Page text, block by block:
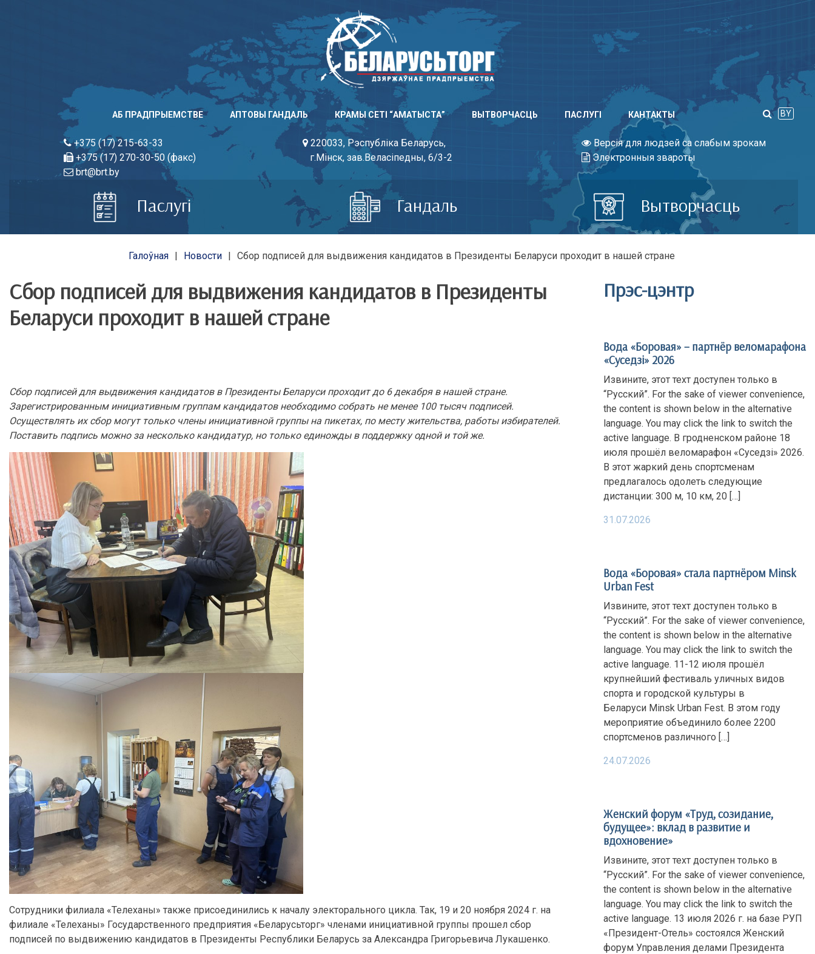
АБ ПРАДПРЫЕМСТВЕ АПТОВЫ ГАНДАЛЬ КРАМЫ СЕТІ “АМАТЫСТА” ВЫТВОРЧАСЦЬ ПАСЛУГI КАНТАКТЫ BY
+375 (17) 215-63-33
+375 (17) 270-30-50 (факс)
brt@brt.by
220033, Рэспубліка Беларусь,
г.Мінск, зав.Веласіпедны, 6/3-2
Версія для людзей са слабым зрокам
Электронныя звароты
Паслугi Гандаль Вытворчасць
Галоўная Новости Сбор подписей для выдвижения кандидатов в Президенты Беларуси проходит в нашей стране
Сбор подписей для выдвижения кандидатов в Президенты
Беларуси проходит в нашей стране
Сбор подписей для выдвижения кандидатов в Президенты Беларуси проходит до 6 декабря в нашей стране.
Зарегистрированным инициативным группам кандидатов необходимо собрать не менее 100 тысяч подписей.
Осуществлять их сбор могут только члены инициативной группы на пикетах, по месту жительства, работы избирателей.
Поставить подпись можно за несколько кандидатур, но только единожды в поддержку одной и той же.
Сотрудники филиала «Телеханы» также присоединились к началу электорального цикла. Так, 19 и 20 ноября 2024 г. на
филиале «Телеханы» Государственного предприятия «Беларусьторг» членами инициативной группы прошел сбор
подписей по выдвижению кандидатов в Президенты Республики Беларусь за Александра Григорьевича Лукашенко.
Прэс-цэнтр
Вода «Боровая» – партнёр веломарафона
«Суседзi» 2026
Извините, этот техт доступен только в
“Русский”. For the sake of viewer convenience,
the content is shown below in the alternative
language. You may click the link to switch the
active language. В гродненском районе 18
июля прошёл веломарафон «Суседзi» 2026.
В этот жаркий день спортсменам
предлагалось одолеть следующие
дистанции: 300 м, 10 км, 20 […]
31.07.2026
Вода «Боровая» стала партнёром Minsk
Urban Fest
Извините, этот техт доступен только в
“Русский”. For the sake of viewer convenience,
the content is shown below in the alternative
language. You may click the link to switch the
active language. 11-12 июля прошёл
крупнейший фестиваль уличных видов
спорта и городской культуры в
Беларуси Minsk Urban Fest. В этом году
мероприятие объединило более 2200
спортсменов различного […]
24.07.2026
Женский форум «Труд, созидание,
будущее»: вклад в развитие и
вдохновение»
Извините, этот техт доступен только в
“Русский”. For the sake of viewer convenience,
the content is shown below in the alternative
language. You may click the link to switch the
active language. 13 июля 2026 г. на базе РУП
«Президент-Отель» состоялся Женский
форум Управления делами Президента